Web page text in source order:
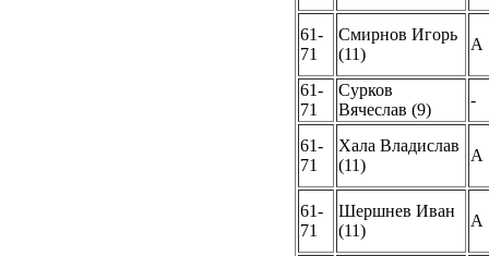
61-
71
Смирнов Игорь
(11)
A
61-
71
Сурков
Вячеслав (9)
-
61-
71
Хала Владислав
(11)
A
61-
71
Шершнев Иван
(11)
A